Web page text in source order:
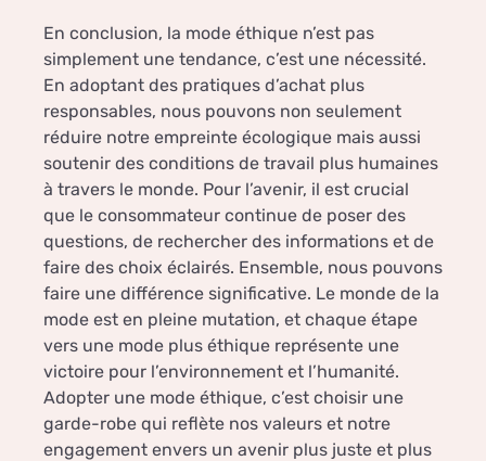
En conclusion, la mode éthique n’est pas
simplement une tendance, c’est une nécessité.
En adoptant des pratiques d’achat plus
responsables, nous pouvons non seulement
réduire notre empreinte écologique mais aussi
soutenir des conditions de travail plus humaines
à travers le monde. Pour l’avenir, il est crucial
que le consommateur continue de poser des
questions, de rechercher des informations et de
faire des choix éclairés. Ensemble, nous pouvons
faire une différence significative. Le monde de la
mode est en pleine mutation, et chaque étape
vers une mode plus éthique représente une
victoire pour l’environnement et l’humanité.
Adopter une mode éthique, c’est choisir une
garde-robe qui reflète nos valeurs et notre
engagement envers un avenir plus juste et plus